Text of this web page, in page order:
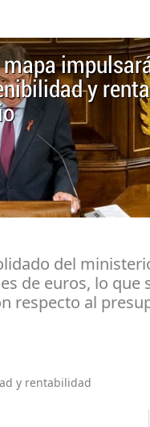
y
del
de euros, lo que
respecto al
y rentabilidad